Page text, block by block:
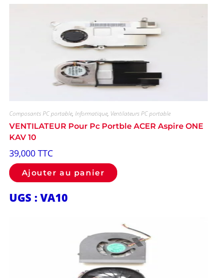
Composants PC portable, Informatique, Ventilateurs PC portable
VENTILATEUR Pour Pc Portble ACER Aspire ONE
KAV 10
39,000 TTC
Ajouter au panier
UGS : VA10